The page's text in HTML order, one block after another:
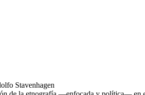
Stavenhagen